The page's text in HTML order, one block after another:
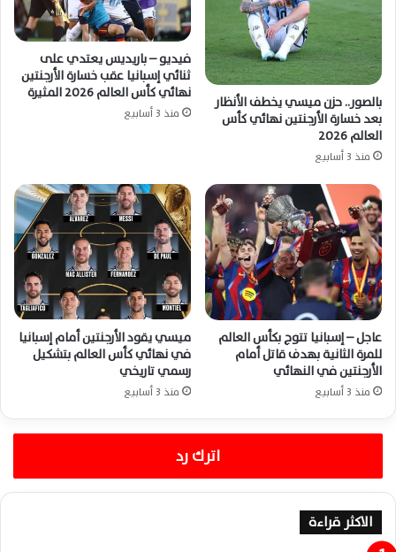
بالصور.. حزن ميسي يخطف الأنظار
بعد خسارة الأرجنتين نهائي كأس
العالم 2026
منذ 3 أسابيع
فيديو – باريديس يعتدي على
ثنائي إسبانيا عقب خسارة الأرجنتين
نهائي كأس العالم 2026 المثيرة
منذ 3 أسابيع
عاجل – إسبانيا تتوج بكأس العالم
للمرة الثانية بهدف قاتل أمام
الأرجنتين في النهائي
منذ 3 أسابيع
ميسي يقود الأرجنتين أمام إسبانيا
في نهائي كأس العالم بتشكيل
رسمي تاريخي
منذ 3 أسابيع
اترك رد
الاكثر قراءة